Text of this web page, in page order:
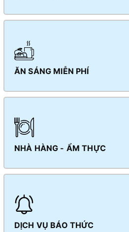
ĂN SÁNG MIỄN PHÍ
NHÀ HÀNG - ẨM THỰC
DỊCH VỤ BÁO THỨC